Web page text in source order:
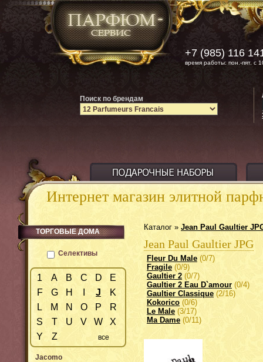
Интернет магазин элитной
Каталог » Jean Paul Gaultier
Jean Paul Gaultier JPG
Fleur Du Male (0/7)
Fragile (0/9)
Gaultier 2 (0/7)
Gaultier 2 Eau D`amour (0/4)
Gaultier Classique (2/16)
Kokorico (0/6)
Le Male (3/17)
Ma Dame (0/11)
ТОРГОВЫЕ ДОМА
Селективы
1 A B C D
E
F
G H J
K
L
M N O P
R
S
T U V W
X
Y
Z все
Jacomo
+7 (985) 116
время работы: пон.-пят. с
Поиск по брендам